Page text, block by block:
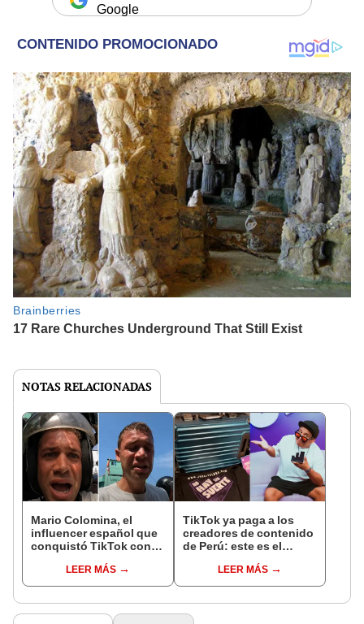
Google
NOTAS RELACIONADAS
Mario Colomina, el
influencer español que
conquistó TikTok con
"Mi amor nació por la
gastronomía"
LEER MÁS
TikTok ya paga a los
creadores de contenido
de Perú: este es el
llegar a cobrar por 1.000
vistas
LEER MÁS